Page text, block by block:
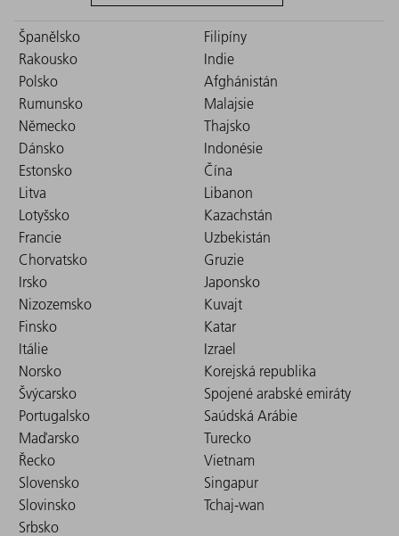
Španělsko
Rakousko
Polsko
Rumunsko
Německo
Dánsko
Estonsko
Litva
Lotyšsko
Francie
Chorvatsko
Irsko
Nizozemsko
Finsko
Itálie
Norsko
Švýcarsko
Portugalsko
Maďarsko
Řecko
Slovensko
Slovinsko
Srbsko
Filipíny
Indie
Afghánistán
Malajsie
Thajsko
Indonésie
Čína
Libanon
Kazachstán
Uzbekistán
Gruzie
Japonsko
Kuvajt
Katar
Izrael
Korejská republika
Spojené arabské emiráty
Saúdská Arábie
Turecko
Vietnam
Singapur
Tchaj-wan